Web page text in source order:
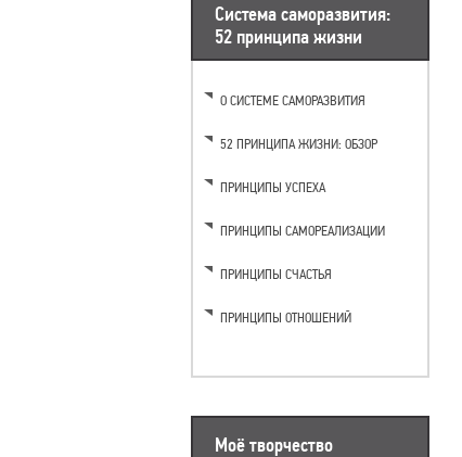
Система саморазвития:
52 принципа жизни
О СИСТЕМЕ САМОРАЗВИТИЯ
52 ПРИНЦИПА ЖИЗНИ: ОБЗОР
ПРИНЦИПЫ УСПЕХА
ПРИНЦИПЫ САМОРЕАЛИЗАЦИИ
ПРИНЦИПЫ СЧАСТЬЯ
ПРИНЦИПЫ ОТНОШЕНИЙ
Моё творчество